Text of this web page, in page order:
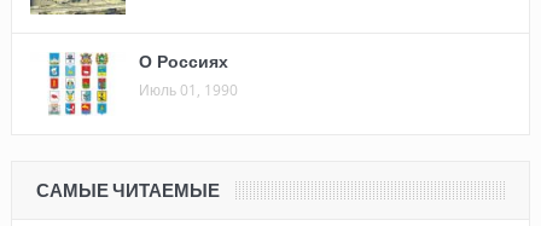
О Россиях
Июль 01, 1990
САМЫЕ ЧИТАЕМЫЕ